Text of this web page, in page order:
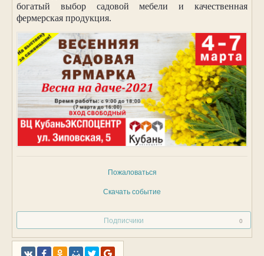
богатый выбор садовой мебели и качественная
фермерская продукция.
Пожаловаться
Скачать событие
Подписчики 0